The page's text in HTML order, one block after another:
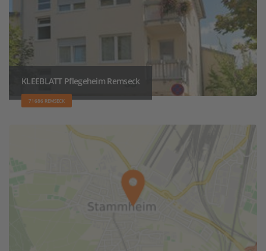
KLEEBLATT Pflegeheim Remseck
71686 REMSECK